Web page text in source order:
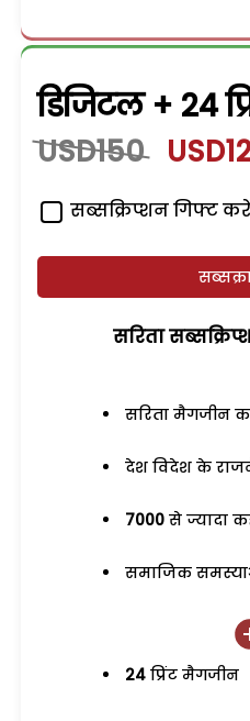
डिजिटल + 24
USD150
सब्सक्रिप्शन गिफ्ट
सरिता
सरिता मैगजीन
देश विदेश के
7000 से ज्यादा
समाजिक
24 प्रिंट मैगजीन